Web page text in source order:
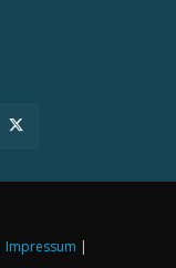
Impressum |